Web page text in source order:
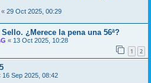
« 29 Oct 2025, 00:29
¿Merece la pena una 56ª?
« 13 Oct 2025, 10:28
1 2
16 Sep 2025, 08:42